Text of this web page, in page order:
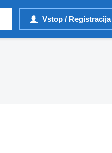
Vstop / Registracija